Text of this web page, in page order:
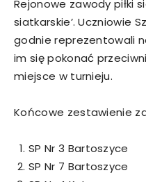
Rejonowe zawody piłki
siatkarskie’. Uczniowie
godnie reprezentowali
im się pokonać
miejsce w turnieju.
Końcowe zestawienie
SP Nr 3 Bartoszyce
SP Nr 7 Bartoszyce